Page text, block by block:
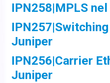
IPN258|MPLS
Juniper
IPN256|Carrier
Juniper